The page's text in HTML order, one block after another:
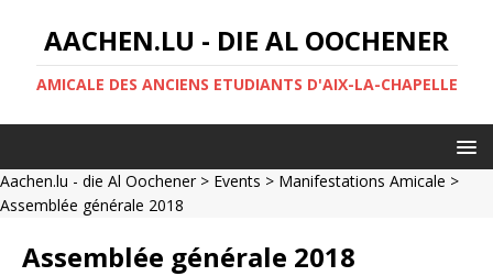
AACHEN.LU - DIE AL OOCHENER
AMICALE DES ANCIENS ETUDIANTS D'AIX-LA-CHAPELLE
Aachen.lu - die Al Oochener> Events > Manifestations Amicale >
Assemblée générale 2018
Assemblée générale 2018